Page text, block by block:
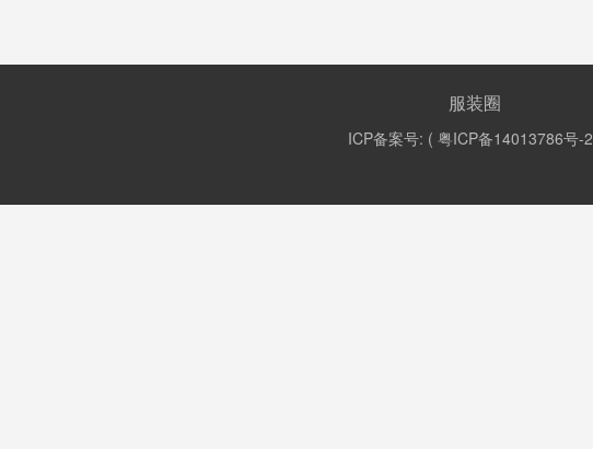
服装圈
ICP备案号: ( 粤ICP备14013786号-2